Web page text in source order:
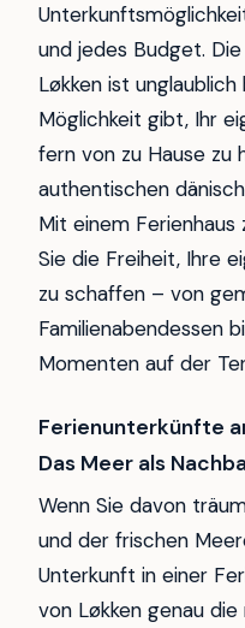
und jedes Budget.
Løkken ist
Möglichkeit gibt, Ihr
fern von zu Hause zu
authentischen
Mit einem Ferienhaus
Sie die Freiheit, Ihre
zu schaffen – von
Familienabendessen
Momenten auf der
Ferienunterkünfte
Das Meer als
Wenn Sie davon
und der frischen
Unterkunft in einer
von Løkken genau